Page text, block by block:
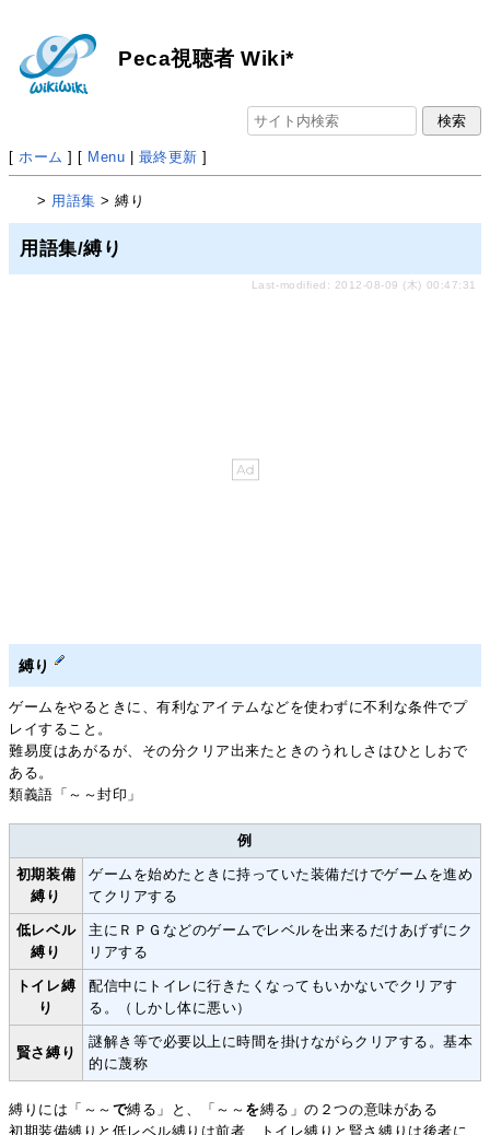
Peca視聴者 Wiki*
[ ホーム ] [ Menu | 最終更新 ]
> 用語集 > 縛り
用語集/縛り
Last-modified: 2012-08-09 (木) 00:47:31
縛り
ゲームをやるときに、有利なアイテムなどを使わずに不利な条件でプ
レイすること。
難易度はあがるが、その分クリア出来たときのうれしさはひとしおで
ある。
類義語「～～封印」
例
初期装備
縛り
ゲームを始めたときに持っていた装備だけでゲームを進め
てクリアする
低レベル
縛り
主にＲＰＧなどのゲームでレベルを出来るだけあげずにク
リアする
トイレ縛
り
配信中にトイレに行きたくなってもいかないでクリアす
る。（しかし体に悪い）
賢さ縛り
謎解き等で必要以上に時間を掛けながらクリアする。基本
的に蔑称
縛りには「～～ で縛る」と、「～～ を縛る」の２つの意味がある
初期装備縛りと低レベル縛りは前者、トイレ縛りと賢さ縛りは後者に